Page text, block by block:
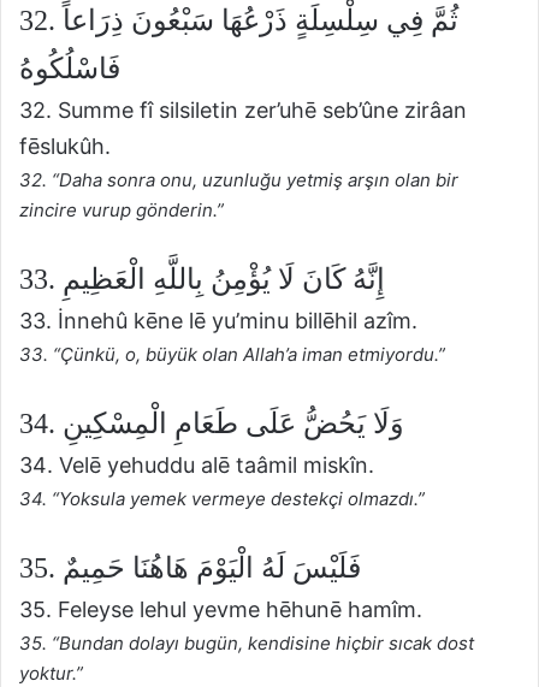
32. ثُمَّ فِي سِلْسِلَةٍ ذَرْعُهَا سَبْعُونَ ذِرَاعاً
فَاسْلُكُوهُ
32. Summe fî silsiletin zer’uhē seb’ûne zirâan
fēslukûh.
32. “Daha sonra onu, uzunluğu yetmiş arşın olan bir
zincire vurup gönderin.”
33. إِنَّهُ كَانَ لَا يُؤْمِنُ بِاللَّهِ الْعَظِيمِ
33. İnnehû kēne lē yu’minu billēhil azîm.
33. “Çünkü, o, büyük olan Allah’a iman etmiyordu.”
34. وَلَا يَحُضُّ عَلَى طَعَامِ الْمِسْكِينِ
34. Velē yehuddu alē taâmil miskîn.
34. “Yoksula yemek vermeye destekçi olmazdı.”
35. فَلَيْسَ لَهُ الْيَوْمَ هَاهُنَا حَمِيمٌ
35. Feleyse lehul yevme hēhunē hamîm.
35. “Bundan dolayı bugün, kendisine hiçbir sıcak dost
yoktur.”